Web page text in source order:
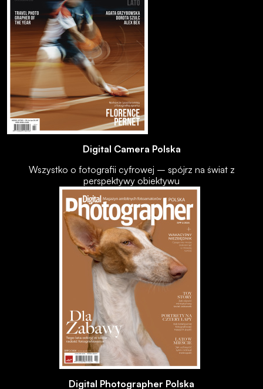
Digital Camera Polska
Wszystko o fotografii cyfrowej – spójrz na świat z
perspektywy obiektywu
Digital Photographer Polska